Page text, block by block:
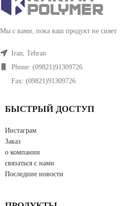
Мы с вами, пока ваш продукт не сияет
Iran, Tehran
Phone: (09821)91309726
Fax: (09821)91309726
БЫСТРЫЙ ДОСТУП
Инстаграм
Заказ
о компании
связаться с нами
Последние новости